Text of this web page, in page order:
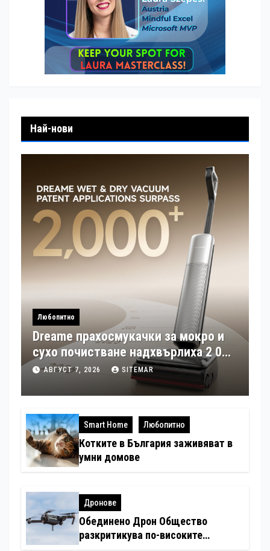
Най-нови
Любопитно
Dreame прахосмукачки за мокро и
сухо почистване надхвърлиха 2 000
патентни заявки в световен мащаб
АВГУСТ 7, 2026 SITEMAR
Smart Home Любопитно
Котките в България заживяват в
умни домове
Дронове
Обединено Дрон Общество
разкритикува по-високите